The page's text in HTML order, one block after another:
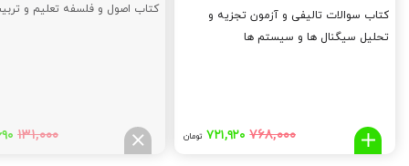
کتاب سوالات تالیفی و آزمون تجزیه و
تحلیل سیگنال ها و سیستم ها
۷۶۸,۰۰۰ قیمت
۷۲۱,۹۲۰ تومانقیمت
کتاب اصول و فلسفه تعلیم و
۱۳۱,۰۰۰